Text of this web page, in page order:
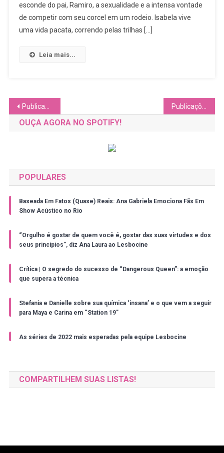
E
Corações
Partidos
esconde do pai, Ramiro, a sexualidade e a intensa vontade
de competir com seu corcel em um rodeio. Isabela vive
uma vida pacata, correndo pelas trilhas […]
Leia mais...
Navegação
por
Publicações mais antigas
OUÇA AGORA NO SPOTIFY!
POPULARES
Baseada Em Fatos (Quase) Reais: Ana Gabriela Emociona Fãs Em
Show Acústico no Rio
“Orgulho é gostar de quem você é, gostar das suas virtudes e dos
seus princípios”, diz Ana Laura ao Lesbocine
Crítica | O segredo do sucesso de “Dangerous Queen”: a emoção
que supera a técnica
Stefania e Danielle sobre sua química ‘insana’ e o que vem a seguir
para Maya e Carina em “Station 19”
As séries de 2022 mais esperadas pela equipe Lesbocine
COMPARTILHEM SUAS LISTAS!